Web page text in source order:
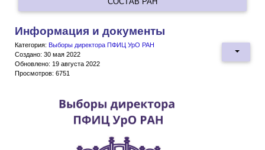
Информация и документы
Категория: Выборы директора ПФИЦ УрО РАН
Создано: 30 мая 2022
Обновлено: 19 августа 2022
Просмотров: 6751